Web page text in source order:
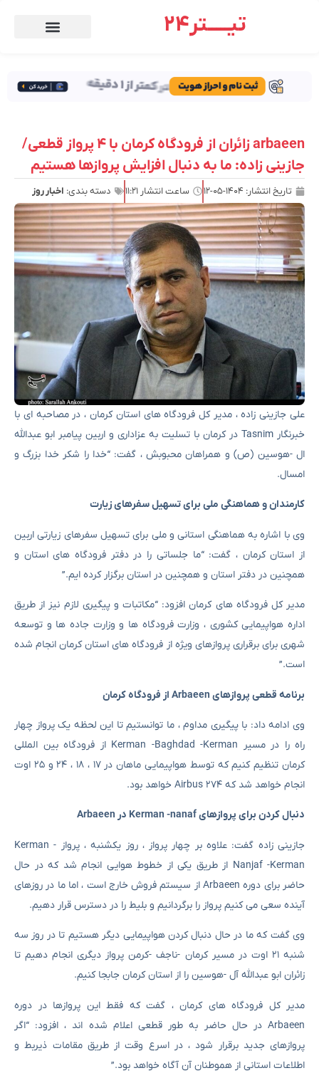
تیـــــتر24
arbaeen زائران از فرودگاه کرمان با ۴ پرواز قطعی/
جازینی زاده: ما به دنبال افزایش پروازها هستیم
تاریخ انتشار: ۱۴۰۴-۰۵-۱۲ ساعت انتشار ۱۱:۲۱ دسته بندی: اخبار روز
علی جازینی زاده ، مدیر کل فرودگاه های استان کرمان ، در مصاحبه ای با
خبرنگار Tasnim در کرمان با تسلیت به عزاداری و اربین پیامبر ابو عبدالله
ال -هوسین (ص) و همراهان محبوبش ، گفت: “خدا را شکر خدا بزرگ و
امسال.
کارمندان و هماهنگی ملی برای تسهیل سفرهای زیارت
وی با اشاره به هماهنگی استانی و ملی برای تسهیل سفرهای زیارتی اربین
از استان کرمان ، گفت: “ما جلساتی را در دفتر فرودگاه های استان و
همچنین در دفتر استان و همچنین در استان برگزار کرده ایم.”
مدیر کل فرودگاه های کرمان افزود: “مکاتبات و پیگیری لازم نیز از طریق
اداره هواپیمایی کشوری ، وزارت فرودگاه ها و وزارت جاده ها و توسعه
شهری برای برقراری پروازهای ویژه از فرودگاه های استان کرمان انجام شده
است.”
برنامه قطعی پروازهای Arbaeen از فرودگاه کرمان
وی ادامه داد: با پیگیری مداوم ، ما توانستیم تا این لحظه یک پرواز چهار
راه را در مسیر Kerman -Baghdad -Kerman از فرودگاه بین المللی
کرمان تنظیم کنیم که توسط هواپیمایی ماهان در ۱۷ ، ۱۸ ، ۲۴ و ۲۵ اوت
انجام خواهد شد که ۲۷۴ Airbus خواهد بود.
دنبال کردن برای پروازهای Kerman -nanaf در Arbaeen
جازینی زاده گفت: علاوه بر چهار پرواز ، روز یکشنبه ، پرواز Kerman -
Nanjaf -Kerman از طریق یکی از خطوط هوایی انجام شد که در حال
حاضر برای دوره Arbaeen از سیستم فروش خارج است ، اما ما در روزهای
آینده سعی می کنیم پرواز را برگردانیم و بلیط را در دسترس قرار دهیم.
وی گفت که ما در حال دنبال کردن هواپیمایی دیگر هستیم تا در روز سه
شنبه ۲۱ اوت در مسیر کرمان -ناجف -کرمن پرواز دیگری انجام دهیم تا
زائران ابو عبدالله آل -هوسین را از استان کرمان جابجا کنیم.
مدیر کل فرودگاه های کرمان ، گفت که فقط این پروازها در دوره
Arbaeen در حال حاضر به طور قطعی اعلام شده اند ، افزود: “اگر
پروازهای جدید برقرار شود ، در اسرع وقت از طریق مقامات ذیربط و
اطلاعات استانی از هموطنان آن آگاه خواهد بود.”